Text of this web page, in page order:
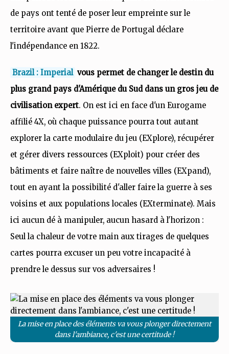
de pays ont tenté de poser leur empreinte sur le
territoire avant que Pierre de Portugal déclare
l'indépendance en 1822.
Brazil : Imperial vous permet de changer le destin du
plus grand pays d'Amérique du Sud dans un gros jeu de
civilisation expert. On est ici en face d'un Eurogame
affilié 4X, où chaque puissance pourra tout autant
explorer la carte modulaire du jeu (EXplore), récupérer
et gérer divers ressources (EXploit) pour créer des
bâtiments et faire naître de nouvelles villes (EXpand),
tout en ayant la possibilité d'aller faire la guerre à ses
voisins et aux populations locales (EXterminate). Mais
ici aucun dé à manipuler, aucun hasard à l'horizon :
Seul la chaleur de votre main aux tirages de quelques
cartes pourra excuser un peu votre incapacité à
prendre le dessus sur vos adversaires !
La mise en place des éléments va vous plonger directement
dans l'ambiance, c'est une certitude !